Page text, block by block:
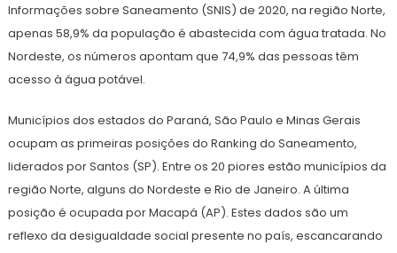
Informações sobre Saneamento (SNIS) de 2020, na região Norte,
apenas 58,9% da população é abastecida com água tratada. No
Nordeste, os números apontam que 74,9% das pessoas têm
acesso à água potável.
Municípios dos estados do Paraná, São Paulo e Minas Gerais
ocupam as primeiras posições do Ranking do Saneamento,
liderados por Santos (SP). Entre os 20 piores estão municípios da
região Norte, alguns do Nordeste e Rio de Janeiro. A última
posição é ocupada por Macapá (AP). Estes dados são um
reflexo da desigualdade social presente no país, escancarando